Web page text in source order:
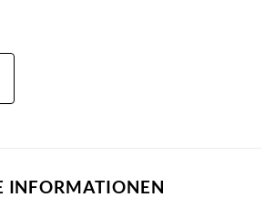
INFORMATIONEN